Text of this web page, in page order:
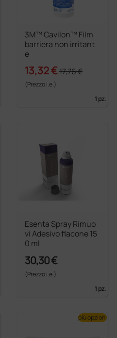
3M™ Cavilon™ Film
barriera non irritant
e
13,32 €17,76 €
(Prezzo i.e.)
1 pz.
Esenta Spray Rimuo
vi Adesivo flacone 15
0 ml
30,30 €
(Prezzo i.e.)
1 pz.
più opzioni